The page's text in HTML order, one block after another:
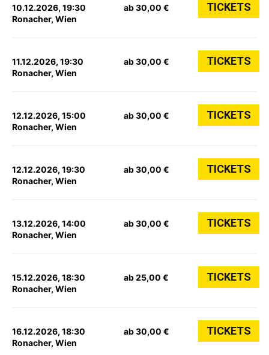
10.12.2026, 19:30
Ronacher, Wien
ab 30,00 € TICKETS
11.12.2026, 19:30
Ronacher, Wien
ab 30,00 € TICKETS
12.12.2026, 15:00
Ronacher, Wien
ab 30,00 € TICKETS
12.12.2026, 19:30
Ronacher, Wien
ab 30,00 € TICKETS
13.12.2026, 14:00
Ronacher, Wien
ab 30,00 € TICKETS
15.12.2026, 18:30
Ronacher, Wien
ab 25,00 € TICKETS
16.12.2026, 18:30
Ronacher, Wien
ab 30,00 € TICKETS